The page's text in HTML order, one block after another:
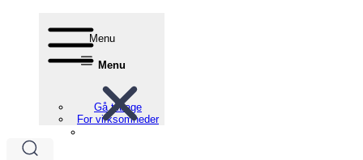
Menu
Menu
Gå tilbage
For virksomheder